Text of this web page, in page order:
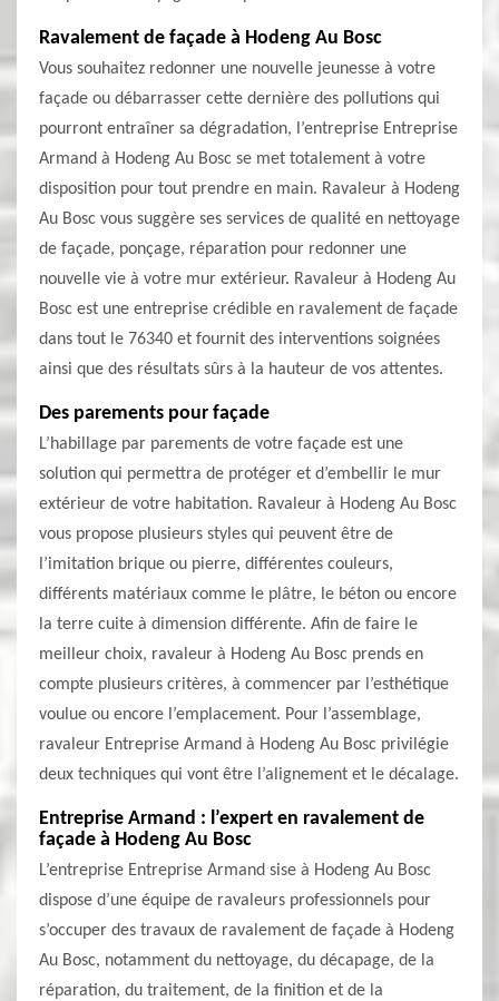
Ravalement de façade à Hodeng Au Bosc
Vous souhaitez redonner une nouvelle jeunesse à votre
façade ou débarrasser cette dernière des pollutions qui
pourront entraîner sa dégradation, l’entreprise Entreprise
Armand à Hodeng Au Bosc se met totalement à votre
disposition pour tout prendre en main. Ravaleur à Hodeng
Au Bosc vous suggère ses services de qualité en nettoyage
de façade, ponçage, réparation pour redonner une
nouvelle vie à votre mur extérieur. Ravaleur à Hodeng Au
Bosc est une entreprise crédible en ravalement de façade
dans tout le 76340 et fournit des interventions soignées
ainsi que des résultats sûrs à la hauteur de vos attentes.
Des parements pour façade
L’habillage par parements de votre façade est une
solution qui permettra de protéger et d’embellir le mur
extérieur de votre habitation. Ravaleur à Hodeng Au Bosc
vous propose plusieurs styles qui peuvent être de
l’imitation brique ou pierre, différentes couleurs,
différents matériaux comme le plâtre, le béton ou encore
la terre cuite à dimension différente. Afin de faire le
meilleur choix, ravaleur à Hodeng Au Bosc prends en
compte plusieurs critères, à commencer par l’esthétique
voulue ou encore l’emplacement. Pour l’assemblage,
ravaleur Entreprise Armand à Hodeng Au Bosc privilégie
deux techniques qui vont être l’alignement et le décalage.
Entreprise Armand : l’expert en ravalement de
façade à Hodeng Au Bosc
L’entreprise Entreprise Armand sise à Hodeng Au Bosc
dispose d’une équipe de ravaleurs professionnels pour
s’occuper des travaux de ravalement de façade à Hodeng
Au Bosc, notamment du nettoyage, du décapage, de la
réparation, du traitement, de la finition et de la